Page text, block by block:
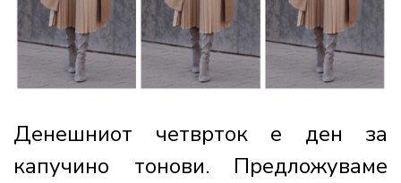
Денешниот четврток е ден за
капучино тонови. Предложуваме